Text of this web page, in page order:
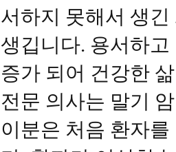
서하지 못해서 생
생깁니다. 용서하
증가 되어 건강한
전문 의사는 말기
이분은 처음 환자